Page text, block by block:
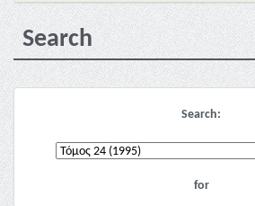
Search
Search:
for